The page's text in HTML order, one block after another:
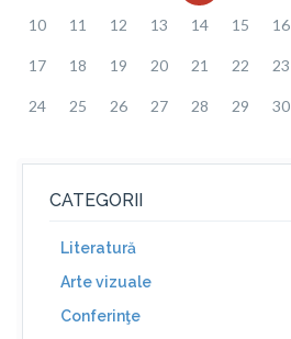
10 11 12 13 14 15 16
17 18 19 20 21 22 23
24 25 26 27 28 29 30
CATEGORII
Literatură
Arte vizuale
Conferinţe